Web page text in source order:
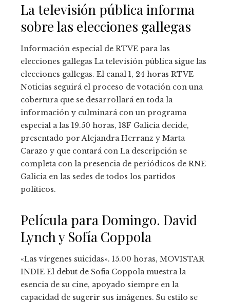
La televisión pública informa
sobre las elecciones gallegas
Información especial de RTVE para las
elecciones gallegas La televisión pública sigue las
elecciones gallegas. El canal 1, 24 horas RTVE
Noticias seguirá el proceso de votación con una
cobertura que se desarrollará en toda la
información y culminará con un programa
especial a las 19.50 horas, 18F Galicia decide,
presentado por Alejandra Herranz y Marta
Carazo y que contará con La descripción se
completa con la presencia de periódicos de RNE
Galicia en las sedes de todos los partidos
políticos.
Película para Domingo. David
Lynch y Sofía Coppola
«Las vírgenes suicidas». 15.00 horas, MOVISTAR
INDIE El debut de Sofia Coppola muestra la
esencia de su cine, apoyado siempre en la
capacidad de sugerir sus imágenes. Su estilo se